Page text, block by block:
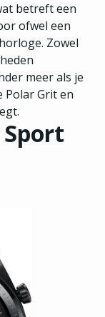
betreft een
ofwel een
Zowel
meer als je
Polar Grit en